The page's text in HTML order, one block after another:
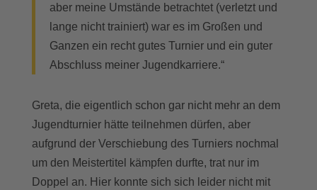
aber meine Umstände betrachtet (verletzt und
lange nicht trainiert) war es im Großen und
Ganzen ein recht gutes Turnier und ein guter
Abschluss meiner Jugendkarriere.“
Greta, die eigentlich schon gar nicht mehr an dem
Jugendturnier hätte teilnehmen dürfen, aber
aufgrund der Verschiebung des Turniers nochmal
um den Meistertitel kämpfen durfte, trat nur im
Doppel an. Hier konnte sich sich leider nicht mit